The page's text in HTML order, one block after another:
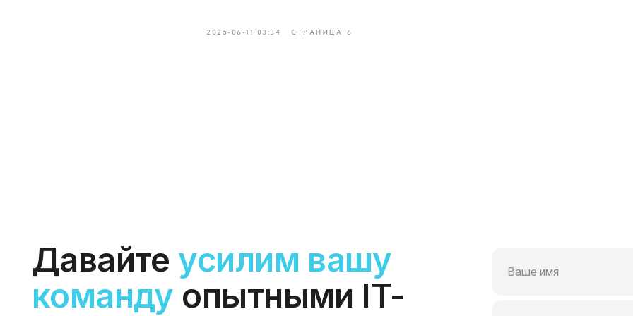
2025-06-11 03:34 СТРАНИЦА 6
соглашаетесь сПолитикой в отношении
опытными IT-